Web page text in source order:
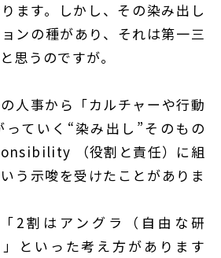
ます。しかし、その染み出し
ンの種があり、それは第一三
思うのですが。
人事から「カルチャーや行動
ていく“染み出し”そのもの
（役割と責任）に組
う示唆を受けたことがありま
2割はアングラ（自由な研
といった考え方があります